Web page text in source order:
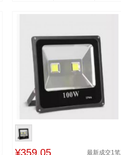
¥359.05 最新成交1笔